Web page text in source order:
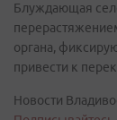
Блуждающая
органа,
привести к
Новости